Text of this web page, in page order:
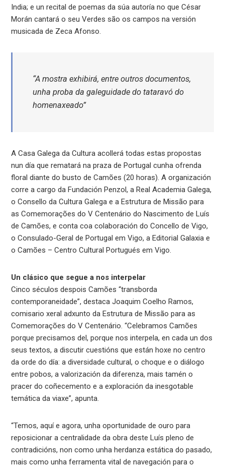
India; e un recital de poemas da súa autoría no que César
Morán cantará o seu Verdes são os campos na versión
musicada de Zeca Afonso.
“A mostra exhibirá, entre outros documentos,
unha proba da galeguidade do tataravó do
homenaxeado”
A Casa Galega da Cultura acollerá todas estas propostas
nun día que rematará na praza de Portugal cunha ofrenda
floral diante do busto de Camões (20 horas). A organización
corre a cargo da Fundación Penzol, a Real Academia Galega,
o Consello da Cultura Galega e a Estrutura de Missão para
as Comemorações do V Centenário do Nascimento de Luís
de Camões, e conta coa colaboración do Concello de Vigo,
o Consulado-Geral de Portugal em Vigo, a Editorial Galaxia e
o Camões – Centro Cultural Portugués em Vigo.
Un clásico que segue a nos interpelar
Cinco séculos despois Camões “transborda
contemporaneidade”, destaca Joaquim Coelho Ramos,
comisario xeral adxunto da Estrutura de Missão para as
Comemorações do V Centenário. “Celebramos Camões
porque precisamos del, porque nos interpela, en cada un dos
seus textos, a discutir cuestións que están hoxe no centro
da orde do día: a diversidade cultural, o choque e o diálogo
entre pobos, a valorización da diferenza, mais tamén o
pracer do coñecemento e a exploración da inesgotable
temática da viaxe”, apunta.
“Temos, aquí e agora, unha oportunidade de ouro para
reposicionar a centralidade da obra deste Luís pleno de
contradicións, non como unha herdanza estática do pasado,
mais como unha ferramenta vital de navegación para o